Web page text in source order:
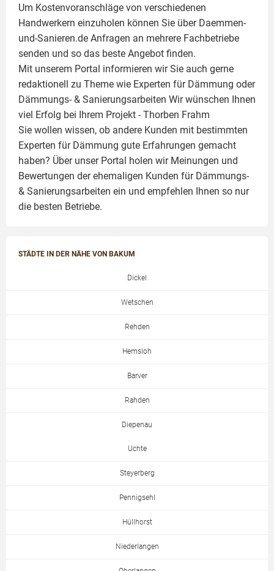
Um Kostenvoranschläge von verschiedenen
Handwerkern einzuholen können Sie über Daemmen-
und-Sanieren.de Anfragen an mehrere Fachbetriebe
senden und so das beste Angebot finden.
Mit unserem Portal informieren wir Sie auch gerne
redaktionell zu Theme wie Experten für Dämmung oder
Dämmungs- & Sanierungsarbeiten Wir wünschen Ihnen
viel Erfolg bei Ihrem Projekt - Thorben Frahm
Sie wollen wissen, ob andere Kunden mit bestimmten
Experten für Dämmung gute Erfahrungen gemacht
haben? Über unser Portal holen wir Meinungen und
Bewertungen der ehemaligen Kunden für Dämmungs-
& Sanierungsarbeiten ein und empfehlen Ihnen so nur
die besten Betriebe.
STÄDTE IN DER NÄHE VON BAKUM
Dickel
Wetschen
Rehden
Hemsloh
Barver
Rahden
Diepenau
Uchte
Steyerberg
Pennigsehl
Hüllhorst
Niederlangen